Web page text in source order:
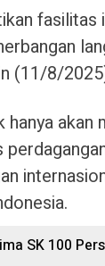
fasilitas
(11/8/
akan
SK 100